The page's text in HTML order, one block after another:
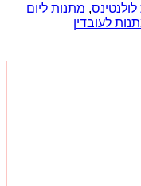
, מתנות ליום
לעובדין